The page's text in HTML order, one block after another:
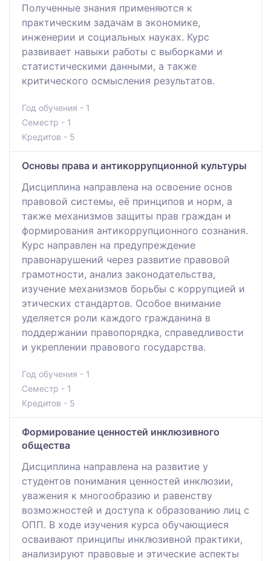
Полученные знания применяются к
практическим задачам в экономике,
инженерии и социальных науках. Курс
развивает навыки работы с выборками и
статистическими данными, а также
критического осмысления результатов.
Год обучения - 1
Семестр - 1
Кредитов - 5
Основы права и антикоррупционной культуры
Дисциплина направлена на освоение основ
правовой системы, её принципов и норм, а
также механизмов защиты прав граждан и
формирования антикоррупционного сознания.
Курс направлен на предупреждение
правонарушений через развитие правовой
грамотности, анализ законодательства,
изучение механизмов борьбы с коррупцией и
этических стандартов. Особое внимание
уделяется роли каждого гражданина в
поддержании правопорядка, справедливости
и укреплении правового государства.
Год обучения - 1
Семестр - 1
Кредитов - 5
Формирование ценностей инклюзивного
общества
Дисциплина направлена на развитие у
студентов понимания ценностей инклюзии,
уважения к многообразию и равенству
возможностей и доступа к образованию лиц с
ОПП. В ходе изучения курса обучающиеся
осваивают принципы инклюзивной практики,
анализируют правовые и этические аспекты